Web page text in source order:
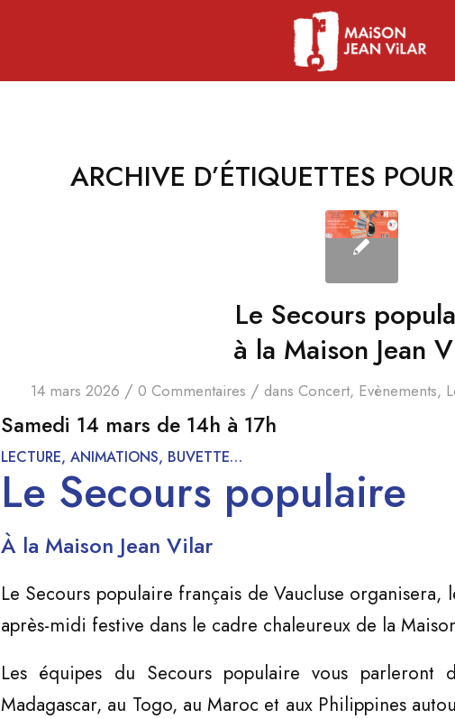
ARCHIVE D’ÉTIQUETTES
Le Secours
à la Maison Jean
14 mars 2026 / 0 Commentaires / dans Concert, Evènements,
Samedi 14 mars de 14h à 17h
LECTURE, ANIMATIONS, BUVETTE…
Le Secours populaire
À la Maison Jean Vilar
Le Secours populaire français de Vaucluse organisera,
après-midi festive dans le cadre chaleureux de la
Les équipes du Secours populaire vous parleront
Madagascar, au Togo, au Maroc et aux Philippines